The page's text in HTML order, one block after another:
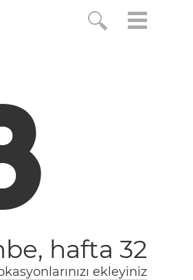
hafta 32
ekleyiniz